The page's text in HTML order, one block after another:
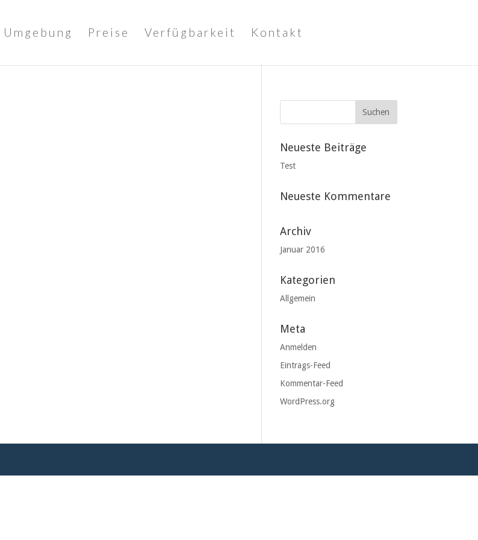
Umgebung Preise Verfügbarkeit Kontakt
Neueste Beiträge
Test
Neueste Kommentare
Archiv
Januar 2016
Kategorien
Allgemein
Meta
Anmelden
Eintrags-Feed
Kommentar-Feed
WordPress.org